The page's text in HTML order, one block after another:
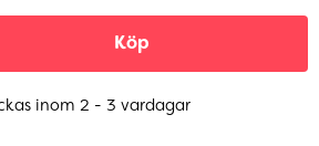
Köp
inom 2 - 3 vardagar